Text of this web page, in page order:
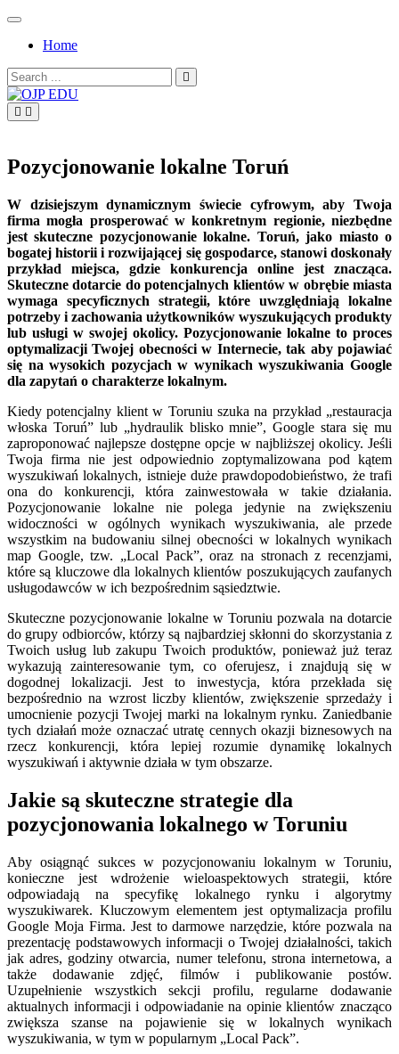
Skip
contentHome
Search
for:
Pozycjonowanie lokalne Toruń
W dzisiejszym dynamicznym świecie cyfrowym, aby Twoja
firma mogła prosperować w konkretnym regionie, niezbędne
jest skuteczne pozycjonowanie lokalne. Toruń, jako miasto o
bogatej historii i rozwijającej się gospodarce, stanowi doskonały
przykład miejsca, gdzie konkurencja online jest znacząca.
Skuteczne dotarcie do potencjalnych klientów w obrębie miasta
wymaga specyficznych strategii, które uwzględniają lokalne
potrzeby i zachowania użytkowników wyszukujących produkty
lub usługi w swojej okolicy. Pozycjonowanie lokalne to proces
optymalizacji Twojej obecności w Internecie, tak aby pojawiać
się na wysokich pozycjach w wynikach wyszukiwania Google
dla zapytań o charakterze lokalnym.
Kiedy potencjalny klient w Toruniu szuka na przykład „restauracja
włoska Toruń” lub „hydraulik blisko mnie”, Google stara się mu
zaproponować najlepsze dostępne opcje w najbliższej okolicy. Jeśli
Twoja firma nie jest odpowiednio zoptymalizowana pod kątem
wyszukiwań lokalnych, istnieje duże prawdopodobieństwo, że trafi
ona do konkurencji, która zainwestowała w takie działania.
Pozycjonowanie lokalne nie polega jedynie na zwiększeniu
widoczności w ogólnych wynikach wyszukiwania, ale przede
wszystkim na budowaniu silnej obecności w lokalnych wynikach
map Google, tzw. „Local Pack”, oraz na stronach z recenzjami,
które są kluczowe dla lokalnych klientów poszukujących zaufanych
usługodawców w ich bezpośrednim sąsiedztwie.
Skuteczne pozycjonowanie lokalne w Toruniu pozwala na dotarcie
do grupy odbiorców, którzy są najbardziej skłonni do skorzystania z
Twoich usług lub zakupu Twoich produktów, ponieważ już teraz
wykazują zainteresowanie tym, co oferujesz, i znajdują się w
dogodnej lokalizacji. Jest to inwestycja, która przekłada się
bezpośrednio na wzrost liczby klientów, zwiększenie sprzedaży i
umocnienie pozycji Twojej marki na lokalnym rynku. Zaniedbanie
tych działań może oznaczać utratę cennych okazji biznesowych na
rzecz konkurencji, która lepiej rozumie dynamikę lokalnych
wyszukiwań i aktywnie działa w tym obszarze.
Jakie są skuteczne strategie dla
pozycjonowania lokalnego w Toruniu
Aby osiągnąć sukces w pozycjonowaniu lokalnym w Toruniu,
konieczne jest wdrożenie wieloaspektowych strategii, które
odpowiadają na specyfikę lokalnego rynku i algorytmy
wyszukiwarek. Kluczowym elementem jest optymalizacja profilu
Google Moja Firma. Jest to darmowe narzędzie, które pozwala na
prezentację podstawowych informacji o Twojej działalności, takich
jak adres, godziny otwarcia, numer telefonu, strona internetowa, a
także dodawanie zdjęć, filmów i publikowanie postów.
Uzupełnienie wszystkich sekcji profilu, regularne dodawanie
aktualnych informacji i odpowiadanie na opinie klientów znacząco
zwiększa szanse na pojawienie się w lokalnych wynikach
wyszukiwania, w tym w popularnym „Local Pack”.